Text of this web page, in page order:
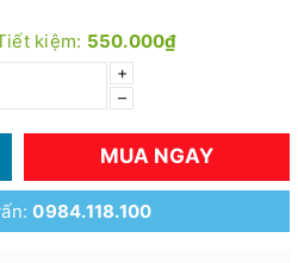
kiệm: 550.000₫
+
–
MUA NGAY
0984.118.100